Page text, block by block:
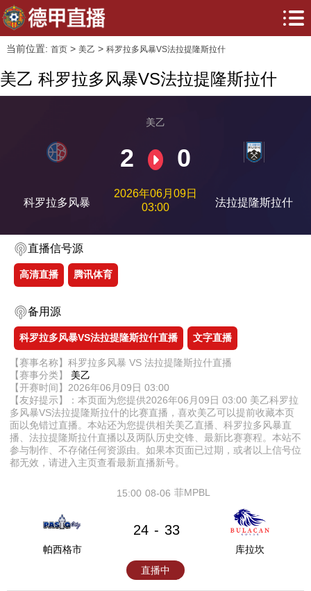
当前位置: 首页> 美乙 > 科罗拉多风暴VS法拉提隆斯拉什
美乙 科罗拉多风暴VS法拉提隆斯拉什
科罗拉多风暴
美乙
2 0
2026年06月09日
03:00
法拉提隆斯拉什
直播信号源
高清直播 腾讯体育
备用源
科罗拉多风暴VS法拉提隆斯拉什直播 文字直播
【赛事名称】科罗拉多风暴 VS 法拉提隆斯拉什直播
【赛事分类】 美乙
【开赛时间】2026年06月09日 03:00
【友好提示】：本页面为您提供2026年06月09日 03:00 美乙科罗拉
多风暴VS法拉提隆斯拉什的比赛直播，喜欢美乙可以提前收藏本页
面以免错过直播。本站还为您提供相关美乙直播、科罗拉多风暴直
播、法拉提隆斯拉什直播以及两队历史交锋、最新比赛赛程。本站不
参与制作、不存储任何资源由。如果本页面已过期，或者以上信号位
都无效，请进入主页查看最新直播新号。
08-06
15:00 菲MPBL
帕西格市
24 - 33
库拉坎
直播中